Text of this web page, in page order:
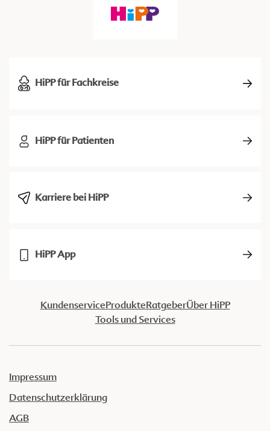
HiPP für Fachkreise
HiPP für Patienten
Karriere bei HiPP
HiPP App
KundenserviceProdukteRatgeberÜber HiPP
Tools und Services
Impressum
Datenschutzerklärung
AGB